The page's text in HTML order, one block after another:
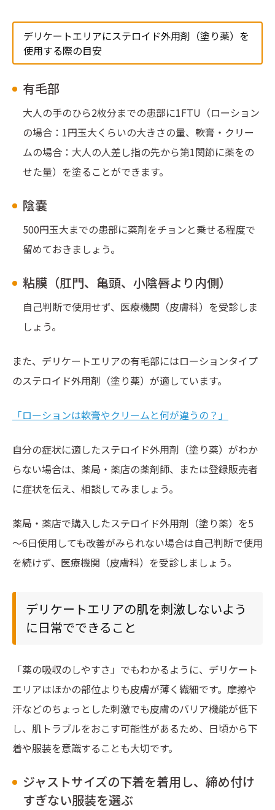
デリケートエリアにステロイド外用剤（塗り薬）を
使用する際の目安
有毛部
大人の手のひら2枚分までの患部に1FTU（ローション
の場合：1円玉大くらいの大きさの量、軟膏・クリー
ムの場合：大人の人差し指の先から第1関節に薬をの
せた量）を塗ることができます。
陰嚢
500円玉大までの患部に薬剤をチョンと乗せる程度で
留めておきましょう。
粘膜（肛門、亀頭、小陰唇より内側）
自己判断で使用せず、医療機関（皮膚科）を受診しま
しょう。
また、デリケートエリアの有毛部にはローションタイプ
のステロイド外用剤（塗り薬）が適しています。
「ローションは軟膏やクリームと何が違うの？」
自分の症状に適したステロイド外用剤（塗り薬）がわか
らない場合は、薬局・薬店の薬剤師、または登録販売者
に症状を伝え、相談してみましょう。
薬局・薬店で購入したステロイド外用剤（塗り薬）を5
～6日使用しても改善がみられない場合は自己判断で使用
を続けず、医療機関（皮膚科）を受診しましょう。
デリケートエリアの肌を刺激しないよう
に日常でできること
「薬の吸収のしやすさ」でもわかるように、デリケート
エリアはほかの部位よりも皮膚が薄く繊細です。摩擦や
汗などのちょっとした刺激でも皮膚のバリア機能が低下
し、肌トラブルをおこす可能性があるため、日頃から下
着や服装を意識することも大切です。
ジャストサイズの下着を着用し、締め付け
すぎない服装を選ぶ